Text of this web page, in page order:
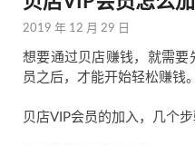
2019 年 12 月 29 日
想要通过贝店赚钱，就需要
员之后，才能开始轻松赚钱
贝店VIP会员的加入，几个步